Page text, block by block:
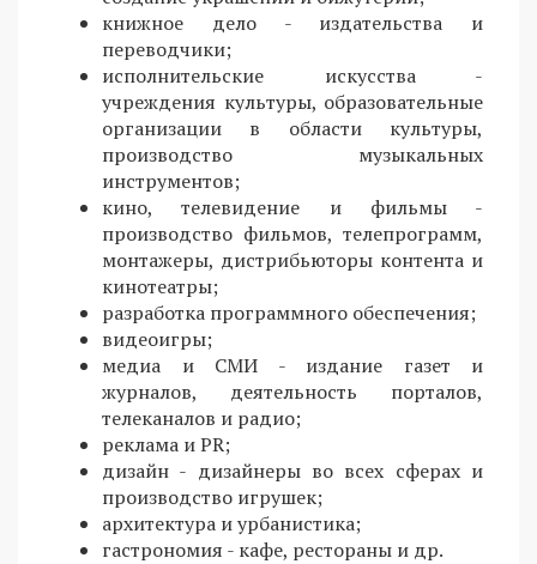
книжное дело - издательства и
переводчики;
исполнительские искусства -
учреждения культуры, образовательные
организации в области культуры,
производство музыкальных
инструментов;
кино, телевидение и фильмы -
производство фильмов, телепрограмм,
монтажеры, дистрибьюторы контента и
кинотеатры;
разработка программного обеспечения;
видеоигры;
медиа и СМИ - издание газет и
журналов, деятельность порталов,
телеканалов и радио;
реклама и PR;
дизайн - дизайнеры во всех сферах и
производство игрушек;
архитектура и урбанистика;
гастрономия - кафе, рестораны и др.